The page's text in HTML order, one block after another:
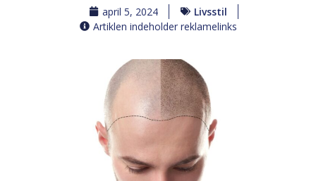
april 5, 2024
Livsstil
Artiklen indeholder reklamelinks